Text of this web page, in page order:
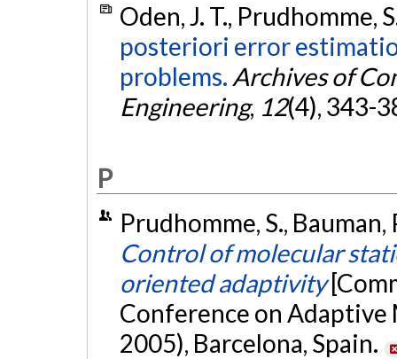
Oden, J. T., Prudhomme,
posteriori error
problems. Archives of
Engineering, 12(4), 343-
P
Prudhomme, S., Bauman,
Control of molecular
oriented adaptivity
Conference on Adaptive
2005), Barcelona, Spain.